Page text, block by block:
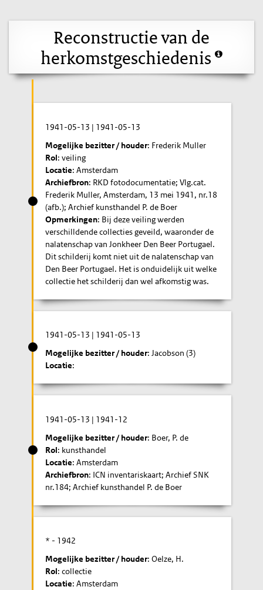
Reconstructie van de
herkomstgeschiedenis
1941-05-13 | 1941-05-13
Mogelijke bezitter / houder: Frederik Muller
Rol: veiling
Locatie: Amsterdam
Archiefbron: RKD fotodocumentatie; Vlg.cat.
Frederik Muller, Amsterdam, 13 mei 1941, nr.18
(afb.); Archief kunsthandel P. de Boer
Opmerkingen: Bij deze veiling werden
verschilldende collecties geveild, waaronder de
nalatenschap van Jonkheer Den Beer Portugael.
Dit schilderij komt niet uit de nalatenschap van
Den Beer Portugael. Het is onduidelijk uit welke
collectie het schilderij dan wel afkomstig was.
1941-05-13 | 1941-05-13
Mogelijke bezitter / houder: Jacobson (3)
Locatie:
1941-05-13 | 1941-12
Mogelijke bezitter / houder: Boer, P. de
Rol: kunsthandel
Locatie: Amsterdam
Archiefbron: ICN inventariskaart; Archief SNK
nr.184; Archief kunsthandel P. de Boer
* - 1942
Mogelijke bezitter / houder: Oelze, H.
Rol: collectie
Locatie: Amsterdam